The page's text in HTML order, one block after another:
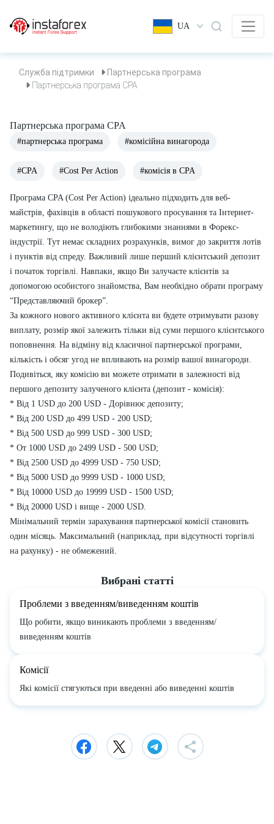
UA
Служба підтримки
Партнерська програма
Партнерська програма CPA
Партнерська програма CPA
#партнерська програма #комісійна винагорода
#CPA #Cost Per Action #комісія в CPA
Програма CPA (Cost Per Action) ідеально підходить для веб-
майстрів, фахівців в області пошукового просування та Інтернет-
маркетингу, що не володіють глибокими знаннями в Форекс-
індустрії. Тут немає складних розрахунків, вимог до закриття лотів
і пунктів від спреду. Важливий лише перший клієнтський депозит
і початок торгівлі. Навпаки, якщо Ви залучаєте клієнтів за
допомогою особистого знайомства, Вам необхідно обрати програму
“Представляючий брокер”.
За кожного нового активного клієнта ви будете отримувати разову
виплату, розмір якої залежить тільки від суми першого клієнтського
поповнення. На відміну від класичної партнерської програми,
кількість і обсяг угод не впливають на розмір вашої винагороди.
Подивіться, яку комісію ви можете отримати в залежності від
першого депозиту залученого клієнта (депозит - комісія):
* Від 1 USD до 200 USD - Дорівнює депозиту;
* Від 200 USD до 499 USD - 200 USD;
* Від 500 USD до 999 USD - 300 USD;
* От 1000 USD до 2499 USD - 500 USD;
* Від 2500 USD до 4999 USD - 750 USD;
* Від 5000 USD до 9999 USD - 1000 USD;
* Від 10000 USD до 19999 USD - 1500 USD;
* Від 20000 USD і вище - 2000 USD.
Мінімальний термін зарахування партнерської комісії становить
один місяць. Максимальний (наприклад, при відсутності торгівлі
на рахунку) - не обмежений.
Вибрані статті
Проблеми з введенням/виведенням коштів
Що робити, якщо виникають проблеми з введенням/
виведенням коштів
Комісії
Які комісії стягуються при введенні або виведенні коштів